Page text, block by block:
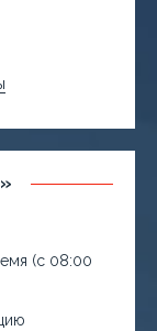
(с 08:00